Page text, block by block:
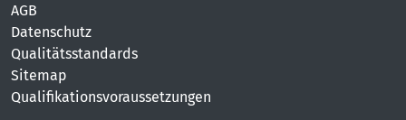
AGB
Datenschutz
Qualitätsstandards
Sitemap
Qualifikationsvoraussetzungen